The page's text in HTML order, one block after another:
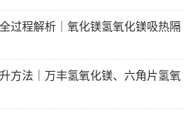
过程解析｜氧化镁氢氧化镁吸热隔
方法｜万丰氢氧化镁、六角片氢氧